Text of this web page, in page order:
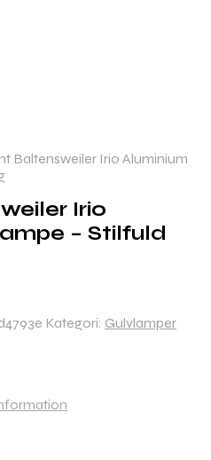
Baltensweiler Irio Aluminium
Irio
– Stilfuld
Kategori: Gulvlamper